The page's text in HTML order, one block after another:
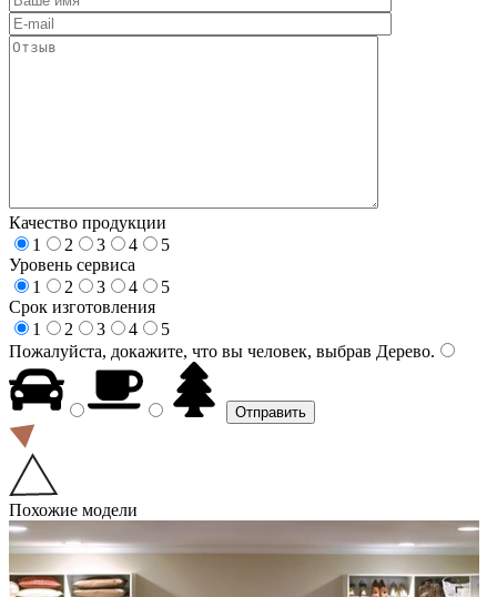
Качество продукции
1
2 3 4
5
Уровень сервиса
1
2 3 4
5
Срок изготовления
1
2 3 4
5
Пожалуйста, докажите, что вы человек, выбрав Дерево.
Похожие модели